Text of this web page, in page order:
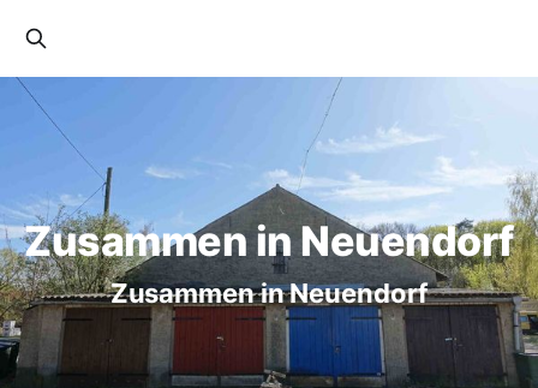
Zusammen in Neuendorf
Zusammen in Neuendorf